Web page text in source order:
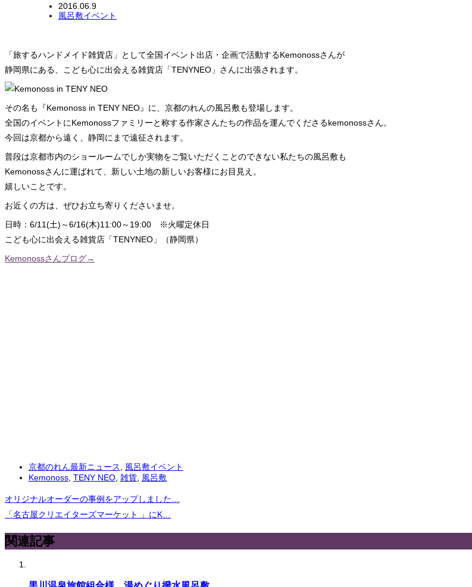
2016.06.9
風呂敷イベント
「旅するハンドメイド雑貨店」として全国イベント出店・企画で活動するKemonossさんが
静岡県にある、こども心に出会える雑貨店「TENYNEO」さんに出張されます。
その名も『Kemonoss in TENY NEO』に、京都のれんの風呂敷も登場します。
全国のイベントにKemonossファミリーと称する作家さんたちの作品を運んでくださるkemonossさん。
今回は京都から遠く、静岡にまで遠征されます。
普段は京都市内のショールームでしか実物をご覧いただくことのできない私たちの風呂敷も
Kemonossさんに運ばれて、新しい土地の新しいお客様にお目見え。
嬉しいことです。
お近くの方は、ぜひお立ち寄りくださいませ。
日時：6/11(土)～6/16(木)11:00～19:00 ※火曜定休日
こども心に出会える雑貨店「TENYNEO」（静岡県）
Kemonossさんブログ→
京都のれん最新ニュース
風呂敷イベント
Kemonoss TENY NEO 雑貨 風呂敷
オリジナルオーダーの事例をアップしました…
「名古屋クリエイターズマーケット 」にK…
関連記事